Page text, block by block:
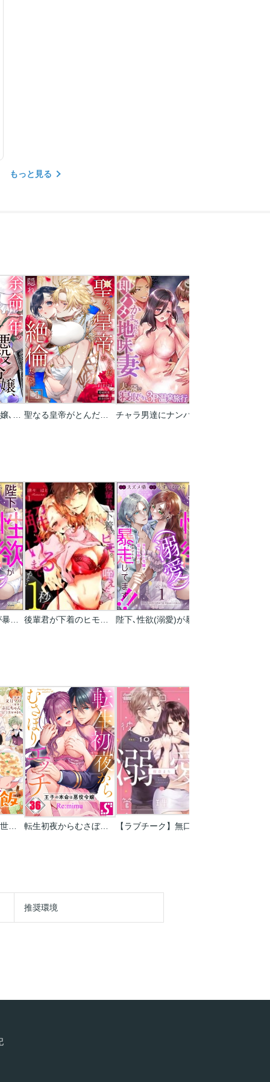
もっと見る
余命一年の悪役令嬢､残生は逆ハーレムを満喫しますわ!【単話】 聖なる皇帝がとんだ隠れ絶倫だった件【単話】
転生初夜からむさぼりエッチ～王子の本命は悪役令嬢
推奨環境